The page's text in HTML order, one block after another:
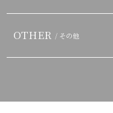
OTHER / その他